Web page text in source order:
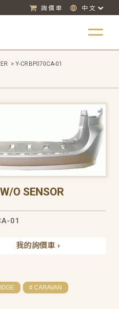
詢價車 中文
> Y-CRBP070CA-01
O SENSOR
01
我的詢價車
# CARAVAN